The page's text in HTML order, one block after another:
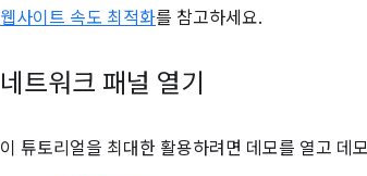
웹사이트 속도 최적화를 참고하세요.
네트워크 패널 열기
이 튜토리얼을 최대한 활용하려면 데모를 열고 데